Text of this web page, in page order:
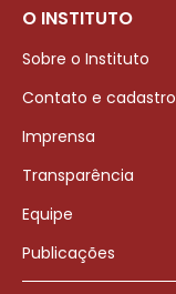
O INSTITUTO
Sobre o Instituto
Contato e cadastro
Imprensa
Transparência
Equipe
Publicações